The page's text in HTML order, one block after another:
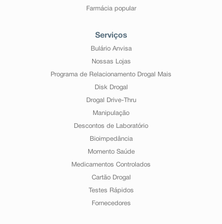
Farmácia popular
Serviços
Bulário Anvisa
Nossas Lojas
Programa de Relacionamento Drogal Mais
Disk Drogal
Drogal Drive-Thru
Manipulação
Descontos de Laboratório
Bioimpedância
Momento Saúde
Medicamentos Controlados
Cartão Drogal
Testes Rápidos
Fornecedores